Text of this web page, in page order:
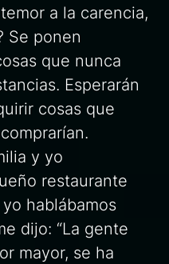
a la carencia,
Se ponen
que nunca
Esperarán
cosas que
y yo
restaurante
hablábamos
dijo: “La gente
mayor, se ha